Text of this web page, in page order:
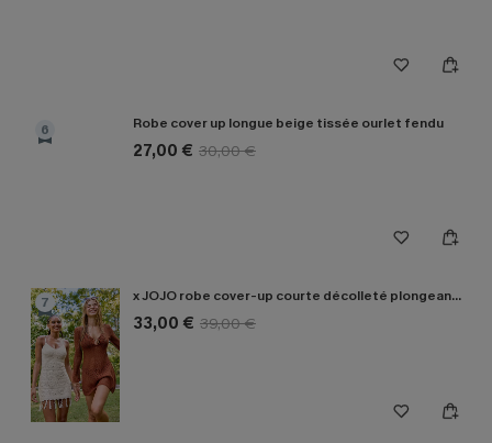
6 Robe cover up longue beige tissée ourlet fendu
27,00 € 30,00 €
7 x JOJO robe cover-up courte décolleté plongeant manches longues
33,00 € 39,00 €